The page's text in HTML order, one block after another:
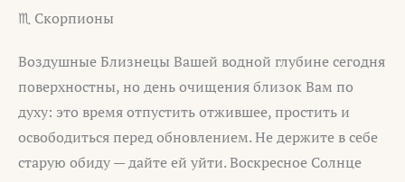
♏ Скорпионы
Воздушные Близнецы Вашей водной глубине сегодня
поверхностны, но день очищения близок Вам по
духу: это время отпустить отжившее, простить и
освободиться перед обновлением. Не держите в себе
старую обиду — дайте ей уйти. Воскресное Солнце